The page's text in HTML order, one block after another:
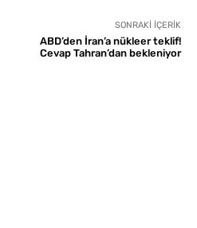
SONRAKI İÇERIK
ABD’den İran’a nükleer teklif!
Cevap Tahran’dan bekleniyor